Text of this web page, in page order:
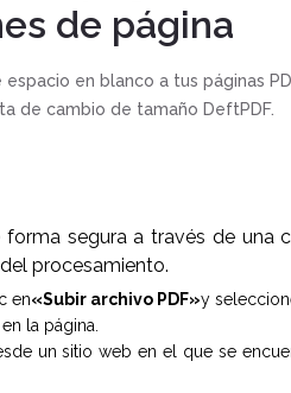
de página
en blanco a tus páginas
de cambio de tamaño DeftPDF.
segura a través de una
procesamiento.
en«Subir archivo PDF»y
la página.
un sitio web en el que se